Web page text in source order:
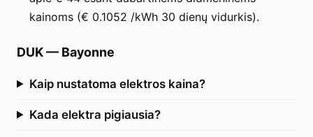
kainoms (€ 0.1052 /kWh 30 dienų vidurkis).
DUK— Bayonne
Kaip nustatoma elektros kaina?
Kada elektra pigiausia?